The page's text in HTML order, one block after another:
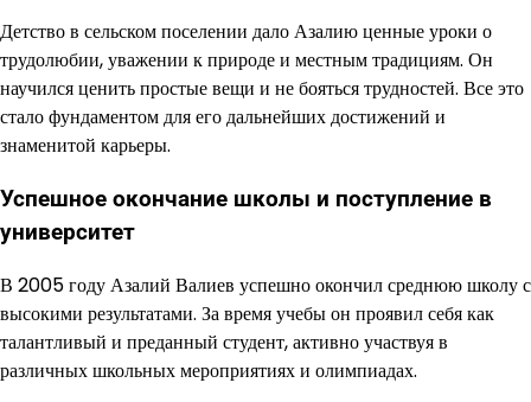
Детство в сельском поселении дало Азалию ценные уроки о
трудолюбии, уважении к природе и местным традициям. Он
научился ценить простые вещи и не бояться трудностей. Все это
стало фундаментом для его дальнейших достижений и
знаменитой карьеры.
Успешное окончание школы и поступление в
университет
В 2005 году Азалий Валиев успешно окончил среднюю школу с
высокими результатами. За время учебы он проявил себя как
талантливый и преданный студент, активно участвуя в
различных школьных мероприятиях и олимпиадах.